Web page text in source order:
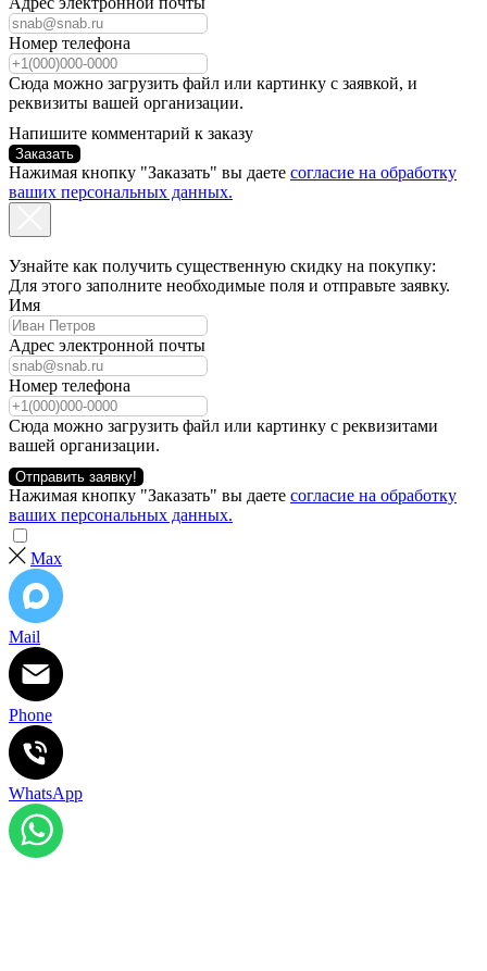
Номер телефона
Сюда можно загрузить файл или картинку с заявкой, и
реквизиты вашей организации.
Напишите комментарий к заказу
Заказать
Нажимая кнопку "Заказать" вы даете согласие на обработку
ваших персональных данных.
Узнайте как получить существенную скидку на покупку:
Для этого заполните необходимые поля и отправьте заявку.
Имя
Адрес электронной почты
Номер телефона
Сюда можно загрузить файл или картинку с реквизитами
вашей организации.
Отправить заявку!
Нажимая кнопку "Заказать" вы даете согласие на обработку
ваших персональных данных.
Max
Mail
Phone
WhatsApp